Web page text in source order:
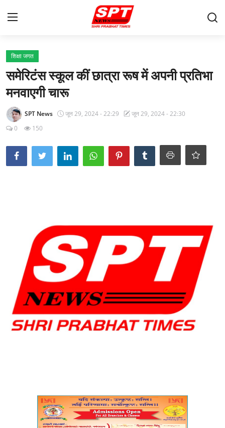
लॉग इन करें
मुखपृष्ठ
About-Us
Contact
क्षेत्रीय
मध्यप्रदेश
शिक्षा जगत
सेहत
रोजगार
मनोरंजन
Hindi
शिक्षा जगत
समेरिटंस स्कूल कीं छात्रा रूष में अपनी प्रतिभा
मनवाएगी चारू
SPT News जून 29, 2024 - 22:29
जून 29, 2024 - 22:30
0
150